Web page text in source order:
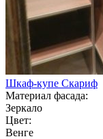
Шкаф-купе Скариф
Материал фасада:
Зеркало
Цвет:
Венге